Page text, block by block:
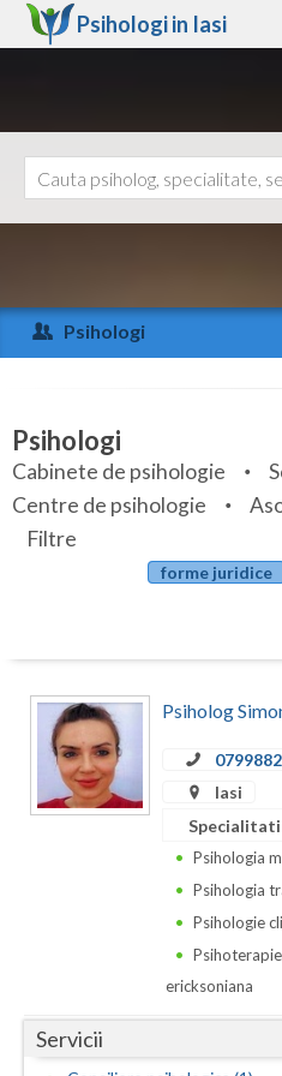
Psihologi in Iasi
Arad
Arges
Bihor
Bistrita-Nasaud
Botosani
Bucuresti
Buzau
Calarasi
Dambovita
Psihologi
Specialitati
Servicii
Articole
Evenimente
Psihologi
Cabinete de psihologie
Centre de psihologie
Filtre
forme juridice
Psiholog
Iasi
Psihologia
Psihologia
Psihologie
ericksoniana
Servicii